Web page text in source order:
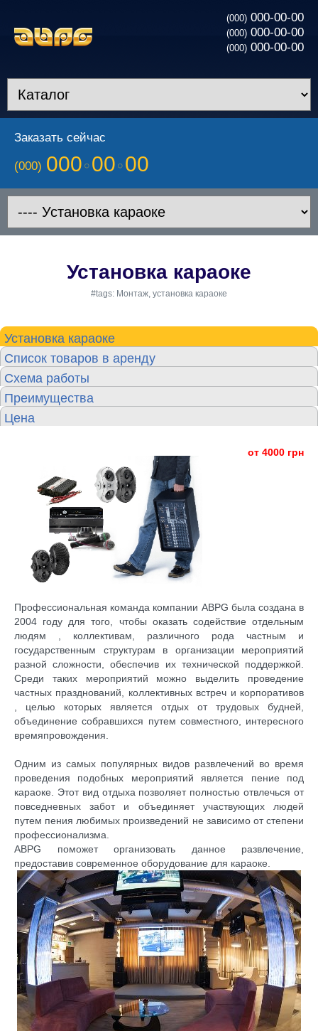
(000) 000-00-00
(000) 000-00-00
(000) 000-00-00
Заказать сейчас
(000) 000 00 00
Установка караоке
#tags: Монтаж, установка караоке
Установка караоке
Список товаров в аренду
Схема работы
Преимущества
Цена
от 4000 грн
Профессиональная команда компании ABPG была создана в
2004 году для того, чтобы оказать содействие отдельным
людям , коллективам, различного рода частным и
государственным структурам в организации мероприятий
разной сложности, обеспечив их технической поддержкой.
Среди таких мероприятий можно выделить проведение
частных празднований, коллективных встреч и корпоративов
, целью которых является отдых от трудовых будней,
объединение собравшихся путем совместного, интересного
времяпровождения.
Одним из самых популярных видов развлечений во время
проведения подобных мероприятий является пение под
караоке. Этот вид отдыха позволяет полностью отвлечься от
повседневных забот и объединяет участвующих людей
путем пения любимых произведений не зависимо от степени
профессионализма.
ABPG поможет организовать данное развлечение,
предоставив современное оборудование для караоке.